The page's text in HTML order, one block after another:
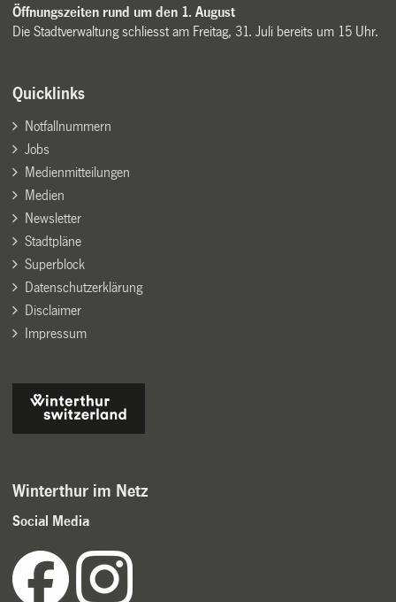
Öffnungszeiten rund um den 1. August
Die Stadtverwaltung schliesst am Freitag, 31. Juli bereits um 15 Uhr.
Quicklinks
Notfallnummern
Jobs
Medienmitteilungen
Medien
Newsletter
Stadtpläne
Superblock
Datenschutzerklärung
Disclaimer
Impressum
Winterthur im Netz
Social Media